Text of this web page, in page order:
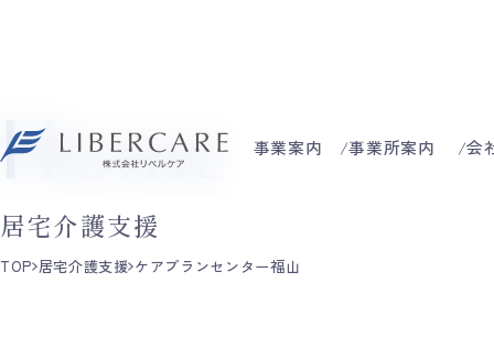
事業案内 事業所案内 会
Home
居宅介護支援
TOP 居宅介護支援 ケアプランセンター福山